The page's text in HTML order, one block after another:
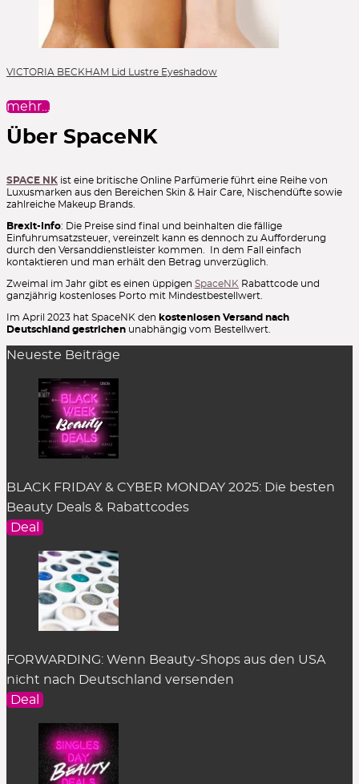
Lippen
Lippenpflege
Liquid Foundation
Make-up Pinsel
Mascara
Peelings
Powder
Powder Brushes
Reinigung
Reinigungsgel
Serum
Setting Spray
Skincare
Sonnenschutz
Sponges
Stick Foundation
Toner
Alle Kategorien
VICTORIA BECKHAM Lid Lustre Eyeshadow
mehr…
Über SpaceNK
SPACE NK ist eine britische Online Parfümerie führt eine Reihe von
Luxusmarken aus den Bereichen Skin & Hair Care, Nischendüfte sowie
zahlreiche Makeup Brands.
Brexit-Info: Die Preise sind final und beinhalten die fällige
Einfuhrumsatzsteuer, vereinzelt kann es dennoch zu Aufforderung
durch den Versanddienstleister kommen. In dem Fall einfach
kontaktieren und man erhält den Betrag unverzüglich.
Zweimal im Jahr gibt es einen üppigen SpaceNK Rabattcode und
ganzjährig kostenloses Porto mit Mindestbestellwert.
Im April 2023 hat SpaceNK den kostenlosen Versand nach
Deutschland gestrichen unabhängig vom Bestellwert.
Neueste Beiträge
BLACK FRIDAY & CYBER MONDAY 2025: Die besten
Beauty Deals & Rabattcodes
Deal
FORWARDING: Wenn Beauty-Shops aus den USA
nicht nach Deutschland versenden
Deal